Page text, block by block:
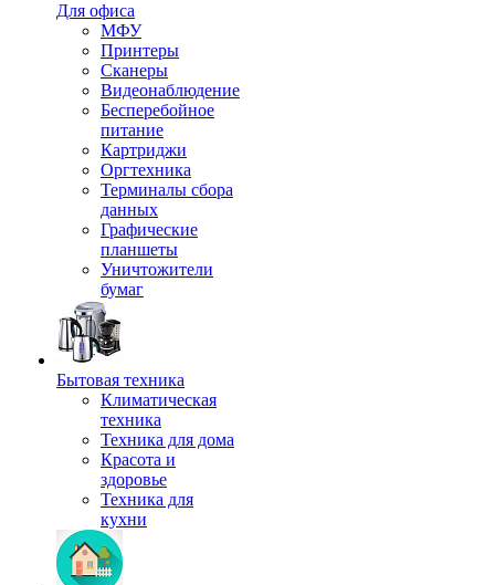
Для офиса
МФУ
Принтеры
Сканеры
Видеонаблюдение
Бесперебойное
питание
Картриджи
Оргтехника
Терминалы сбора
данных
Графические
планшеты
Уничтожители
бумаг
Бытовая техника
Климатическая
техника
Техника для дома
Красота и
здоровье
Техника для
кухни